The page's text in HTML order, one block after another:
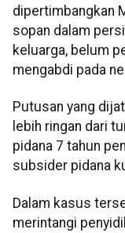
dipertimbangkan
sopan dalam
keluarga, belum
mengabdi pada
Putusan yang
lebih ringan dari
pidana 7 tahun
subsider pidana
Dalam kasus
merintangi